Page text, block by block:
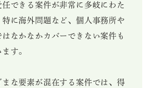
任できる案件が非常に多岐にわた
特に海外問題など、個人事務所や
なかなかカバーできない案件も
す。
まな要素が混在する案件では、得